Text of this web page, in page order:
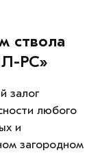
ствола
РС»
залог
любого
и
загородном